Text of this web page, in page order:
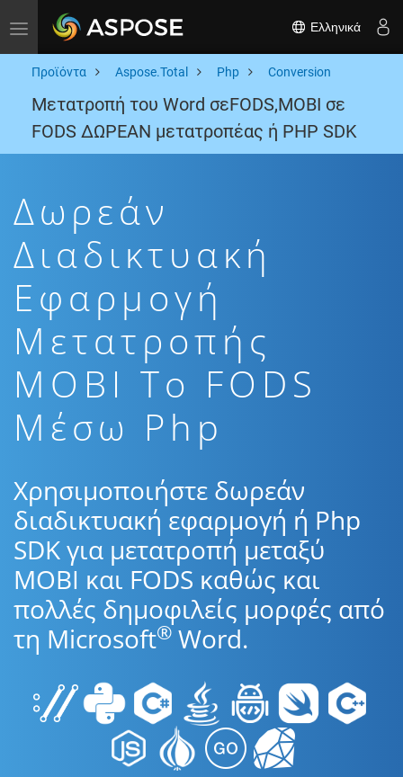
Toggle navigation Ελληνικά
Προϊόντα Aspose.Total Php Conversion
Μετατροπή του Word σεFODS,MOBI σε
FODS ΔΩΡΕΑΝ μετατροπέας ή PHP SDK
Δωρεάν
Διαδικτυακή
Εφαρμογή
Μετατροπής
MOBI To FODS
Μέσω Php
Χρησιμοποιήστε δωρεάν
διαδικτυακή εφαρμογή ή Php
SDK για μετατροπή μεταξύ
MOBI και FODS καθώς και
πολλές δημοφιλείς μορφές από
τη Microsoft® Word.